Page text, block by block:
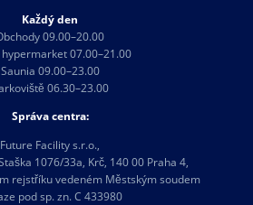
Každý den
09.00–20.00
07.00–21.00
Saunia 09.00–23.00
06.30–23.00
Správa centra:
Future Facility s.r.o.,
1076/33a, Krč, 140 00 Praha 4,
rejstříku vedeném Městským soudem
pod sp. zn. C 433980